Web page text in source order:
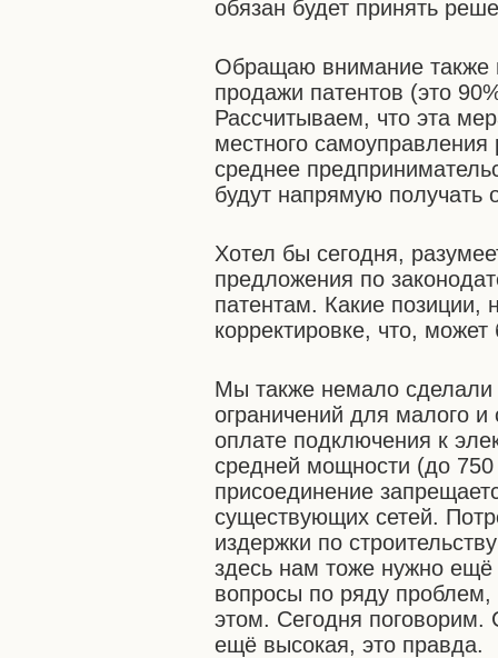
обязан будет принять
Обращаю внимание также
продажи патентов (это
Рассчитываем, что эта
местного
среднее
будут напрямую получать
Хотел бы сегодня,
предложения по
патентам. Какие позиции,
корректировке, что,
Мы также немало сделали
ограничений для малого и
оплате подключения к
средней мощности (до
присоединение
существующих сетей.
издержки по
здесь нам тоже нужно ещё
вопросы по ряду проблем,
этом. Сегодня поговорим.
ещё высокая, это правда.